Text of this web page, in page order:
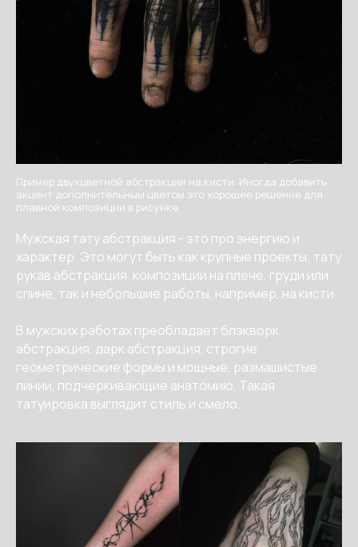
Пример двухцветной абстракции на кисти. Иногда добавить
акцент дополнительным цветом это хорошее решение для
плавной композиции в рисунке.
Мужская тату абстракция - это про энергию и
характер. Это могут быть как крупные проекты: тату
рукав абстракция, композиции на плече, груди или
спине, так и небольшие работы, например, на кисти.
В мужских работах преобладает блэкворк
абстракция, дарк абстракция, строгие
геометрические формы и мощные, размашистые
линии, подчеркивающие анатомию. Такая
татуировка выглядит стиль и смело.